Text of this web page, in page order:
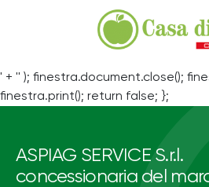
' + '' ); finestra.document.close();
finestra.print(); return false; };
ASPIAG SERVICE S.r.l.
concessionaria del